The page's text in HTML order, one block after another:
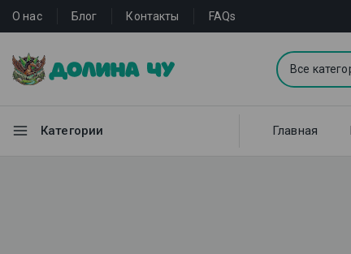
О нас Блог Контакты FAQs
Категории Главная